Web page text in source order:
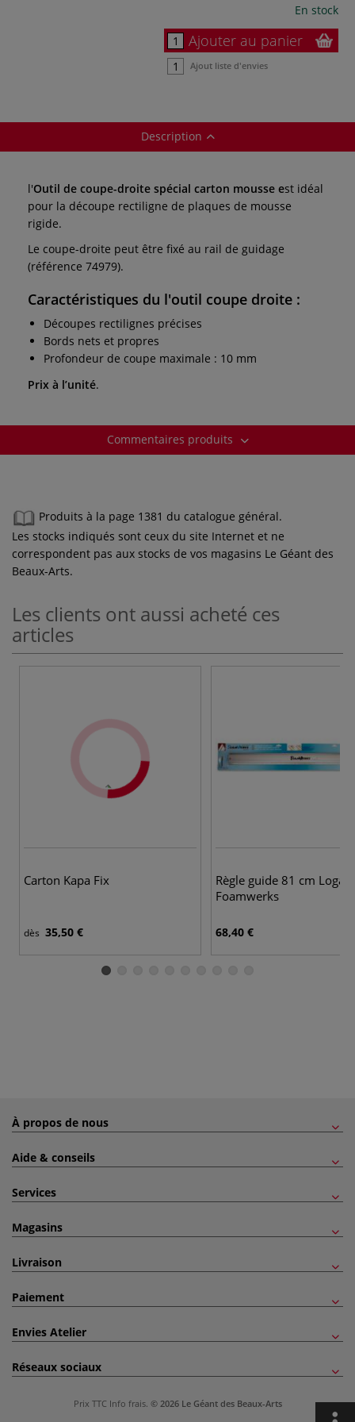
En stock
Ajouter au panier
Ajout liste d'envies
Description
l'Outil de coupe-droite spécial carton mousse est idéal
pour la découpe rectiligne de plaques de mousse
rigide.
Le coupe-droite peut être fixé au rail de guidage
(référence 74979).
Caractéristiques du l'outil coupe droite :
Découpes rectilignes précises
Bords nets et propres
Profondeur de coupe maximale : 10 mm
Prix à l’unité.
Commentaires produits
Produits à la page 1381 du catalogue général.
Les stocks indiqués sont ceux du site Internet et ne
correspondent pas aux stocks de vos magasins Le Géant des
Beaux-Arts.
Les clients ont aussi acheté ces
articles
Carton Kapa Fix
dès 35,50 €
Règle guide 81 cm Logan
Foamwerks
68,40 €
À propos de nous
Aide & conseils
Services
Magasins
Livraison
Paiement
Envies Atelier
Réseaux sociaux
Prix TTC Info frais. © 2026 Le Géant des Beaux-Arts